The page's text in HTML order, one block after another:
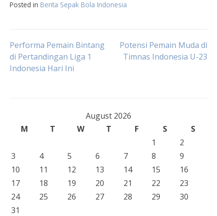
Posted in Berita Sepak Bola Indonesia
Post
navigation
Performa Pemain Bintang
di Pertandingan Liga 1
Indonesia Hari Ini
Potensi Pemain Muda di
Timnas Indonesia U-23
August 2026
M
T W T F S
S
1
2
3
4 5 6 7 8
9
10
11 12 13 14 15
16
17
18 19 20 21 22
23
24
25 26 27 28 29
30
31